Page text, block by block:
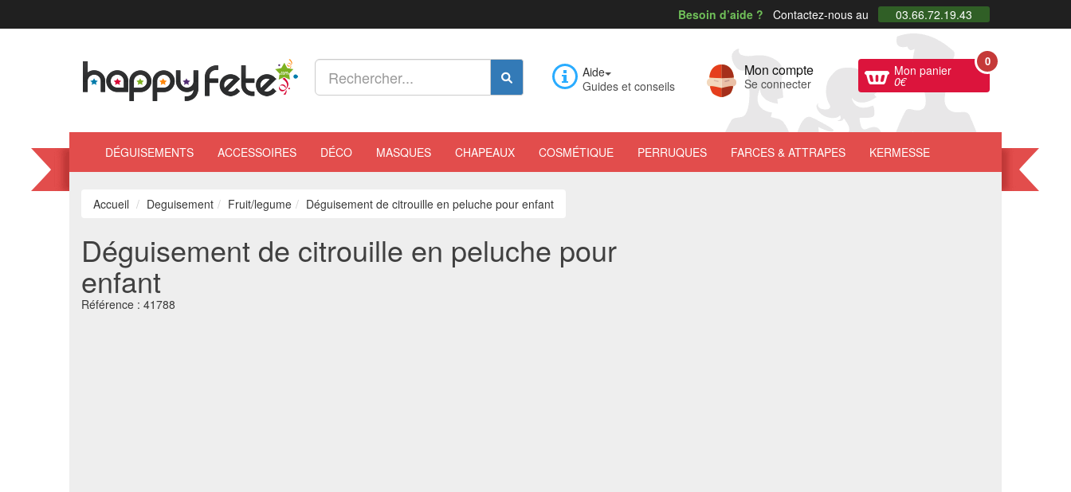
Besoin d’aide ? Contactez-nous au 03.66.72.19.43
Aide
Guides et conseils
Mon compte
Se connecter
Mon panier
0€
0
DÉGUISEMENTS ACCESSOIRES DÉCO MASQUES CHAPEAUX COSMÉTIQUE PERRUQUES FARCES & ATTRAPES KERMESSE
Accueil Deguisement Fruit/legume Déguisement de citrouille en peluche pour enfant
Déguisement de citrouille en peluche pour
enfant
Référence : 41788